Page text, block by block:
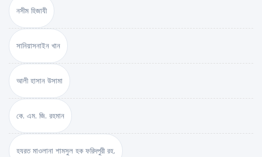
নসীম হিজাযী
সানিয়াসনাইন খান
আলী হাসান উসামা
কে. এম. জি. রহমান
হযরত মাওলানা শামসুল হক ফরিদপুরী রহ.